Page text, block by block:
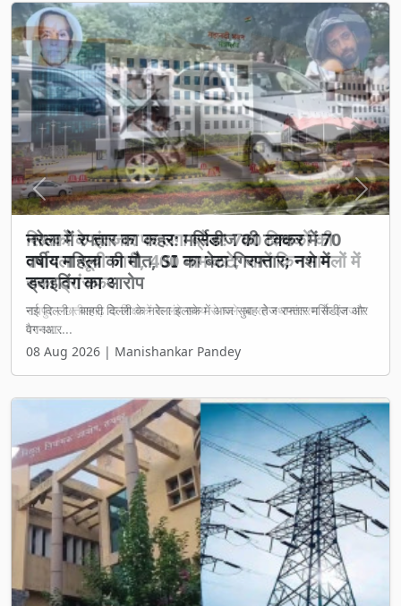
शिक्षकों के इंतजार पर लगा ब्रेक! 700 शिक्षकों की
तबादला सूची जारी, 400 नाम कटे; जानें किन मामलों में
रुका ट्रांसफर
रायपुर। छत्तीसगढ़ के शिक्षकों के लंबे समय से चले आ रहे स्थानांतरण के इंतजार
पर आ...
08 Aug 2026 | Manishankar Pandey
Previous Next